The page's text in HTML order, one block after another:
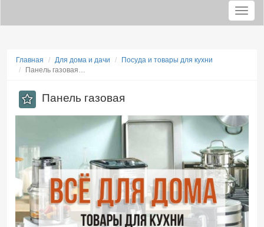
Меню
Главная Для дома и дачи
Посуда и товары для кухни
Панель газовая…
Панель газовая